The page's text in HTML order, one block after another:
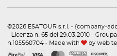
©2026 ESATOUR s.r.l. - {company-
- Licenza n. 65 del 29.03.2010 -
n.105560704 - Made with
by web